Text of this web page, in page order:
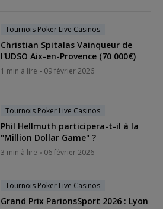
Tournois Poker Live Casinos
Christian Spitalas Vainqueur de
l'UDSO Aix-en-Provence (70 000€)
1 min à lire 09 février 2026
Tournois Poker Live Casinos
Phil Hellmuth participera-t-il à la
"Million Dollar Game" ?
3 min à lire 06 février 2026
Tournois Poker Live Casinos
Grand Prix ParionsSport 2026 : Lyon